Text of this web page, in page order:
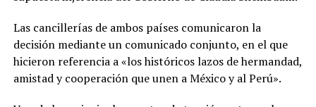
fenómeno atmosférico, especialmente entre las
personas con mayor riesgo de complicaciones de salud.
Comparte esto:
Facebook X
Las cancillerías de ambos países comunicaron la
decisión mediante un comunicado conjunto, en el que
hicieron referencia a «los históricos lazos de hermandad,
amistad y cooperación que unen a México y al Perú».